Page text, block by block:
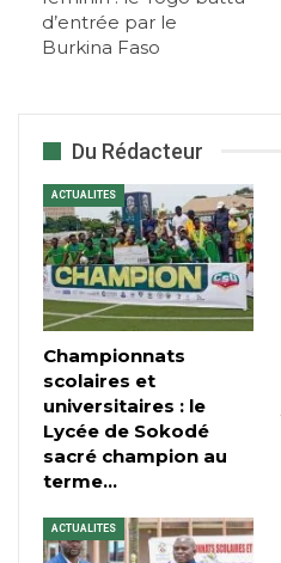
d’entrée par le
Burkina Faso
Du Rédacteur
ACTUALITES
Championnats
scolaires et
universitaires : le
Lycée de Sokodé
sacré champion au
terme…
ACTUALITES